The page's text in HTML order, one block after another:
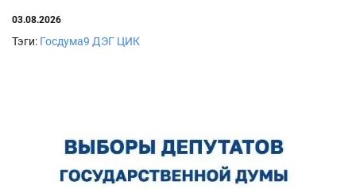
03.08.2026
Тэги: Госдума9 ДЭГ ЦИК